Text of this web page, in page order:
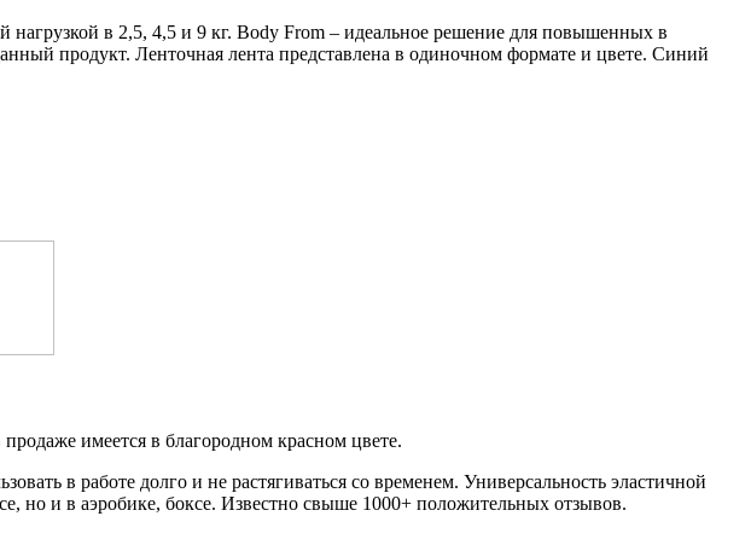
нагрузкой в 2,5, 4,5 и 9 кг. Body From – идеальное решение для повышенных в
продукт. Ленточная лента представлена в одиночном формате и цвете. Синий
имеется в благородном красном цвете.
в работе долго и не растягиваться со временем. Универсальность эластичной
но и в аэробике, боксе. Известно свыше 1000+ положительных отзывов.